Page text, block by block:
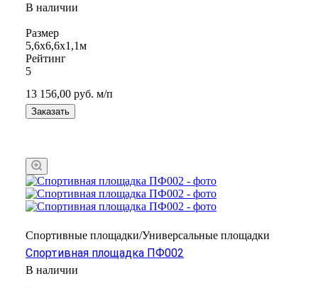
В наличии
Размер
5,6х6,6х1,1м
Рейтинг
5
13 156,00 руб. м/п
Заказать
Спортивные площадки/Универсальные площадки
Спортивная площадка ПФ002
В наличии